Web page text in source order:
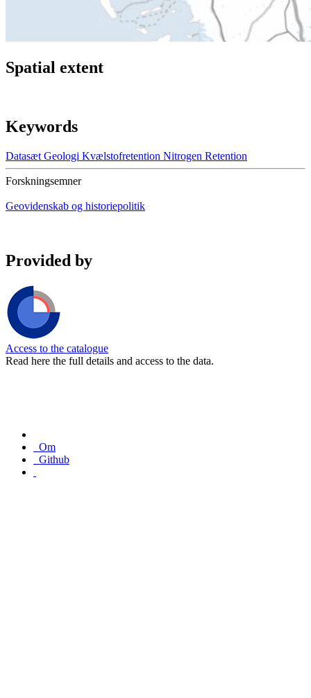
Spatial extent
Keywords
Datasæt Geologi Kvælstofretention Nitrogen Retention
Forskningsemner
Geovidenskab og historiepolitik
Provided by
Access to the catalogue
Read here the full details and access to the data.
Om
Github